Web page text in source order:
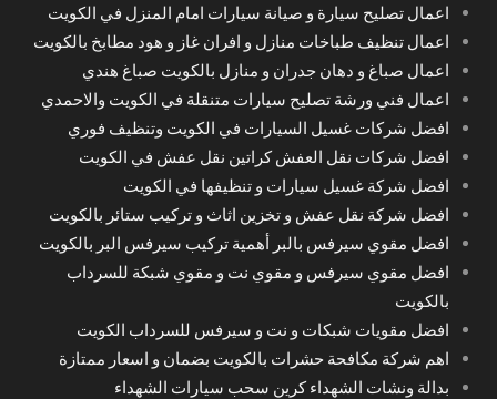
اعمال تصليح سيارة و صيانة سيارات امام المنزل في الكويت
اعمال تنظيف طباخات منازل و افران غاز و هود مطابخ بالكويت
اعمال صباغ و دهان جدران و منازل بالكويت صباغ هندي
اعمال فني ورشة تصليح سيارات متنقلة في الكويت والاحمدي
افضل شركات غسيل السيارات في الكويت وتنظيف فوري
افضل شركات نقل العفش كراتين نقل عفش في الكويت
افضل شركة غسيل سيارات و تنظيفها في الكويت
افضل شركة نقل عفش و تخزين اثاث و تركيب ستائر بالكويت
افضل مقوي سيرفس بالبر أهمية تركيب سيرفس البر بالكويت
افضل مقوي سيرفس و مقوي نت و مقوي شبكة للسرداب
بالكويت
افضل مقويات شبكات و نت و سيرفس للسرداب الكويت
اهم شركة مكافحة حشرات بالكويت بضمان و اسعار ممتازة
بدالة ونشات الشهداء كرين سحب سيارات الشهداء